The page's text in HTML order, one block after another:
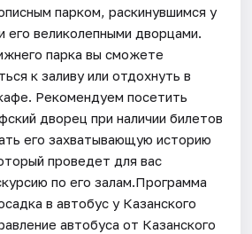
парком, раскинувшимся у
его великолепными дворцами.
парка вы сможете
к заливу или отдохнуть в
Рекомендуем посетить
дворец при наличии билетов
его захватывающую историю
проведет для вас
по его залам.Программа
в автобус у Казанского
автобуса от Казанского